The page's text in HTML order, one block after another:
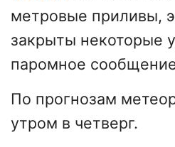
метровые приливы,
закрыты некоторые
паромное
По прогнозам
утром в четверг.